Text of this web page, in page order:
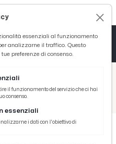
ricerca sulla fibrosi cistica
essenziali al funzionamento
analizzarne il traffico. Questo
preferenze di consenso.
il funzionamento del servizio che ci hai
consenso.
essenziali
i dati con l'obiettivo di